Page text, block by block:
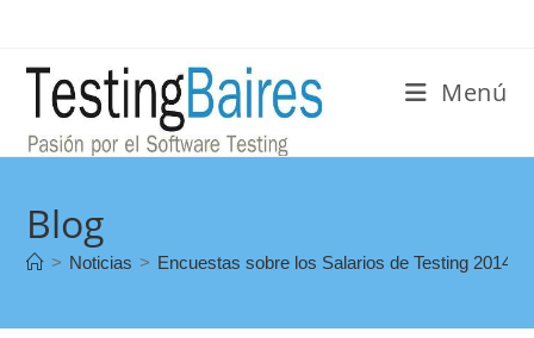
Menú
Blog
> Noticias > Encuestas sobre los Salarios de Testing 2014